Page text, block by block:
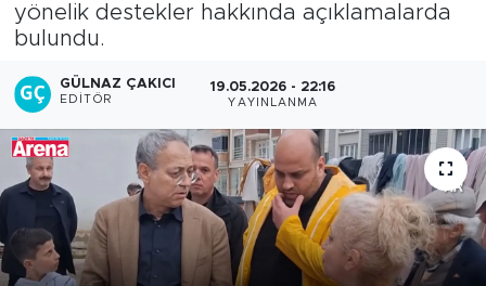
yönelik destekler hakkında açıklamalarda
bulundu.
GÜLNAZ ÇAKICI
EDITÖR
19.05.2026 - 22:16
YAYINLANMA
Haber Arşivi